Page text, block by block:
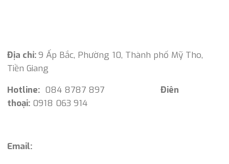
Địa chỉ:9 Ấp Bắc, Phường 10, Thành phố Mỹ Tho,
Tiền Giang
Hotline: 084 8787 897 Điên
thoại: 0918 063 914
Email: